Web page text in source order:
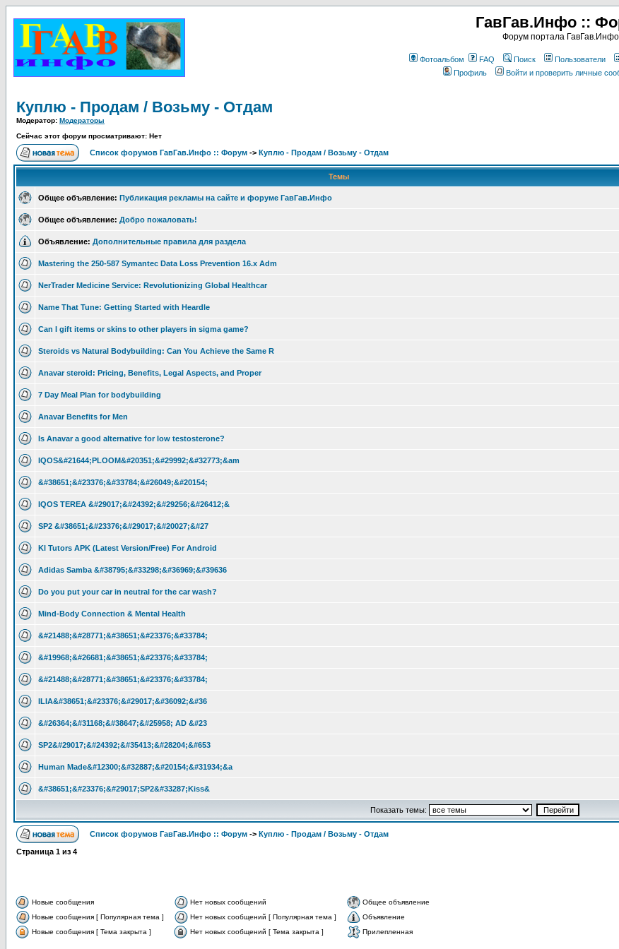
ГавГав.Инфо ::
Форум портала ГавГав.Инфо
Фотоальбом FAQ Поиск Пользователи
Профиль
Войти и проверить личные
Куплю - Продам / Возьму - Отдам
Модератор: Модераторы
Сейчас этот форум просматривают: Нет
Список форумов ГавГав.Инфо :: Форум -> Куплю - Продам / Возьму - Отдам
Темы
Общее объявление: Публикация рекламы на сайте и форуме ГавГав.Инфо
Общее объявление: Добро пожаловать!
Объявление: Дополнительные правила для раздела
Mastering the 250-587 Symantec Data Loss Prevention 16.x Adm
NerTrader Medicine Service: Revolutionizing Global Healthcar
Name That Tune: Getting Started with Heardle
Can I gift items or skins to other players in sigma game?
Steroids vs Natural Bodybuilding: Can You Achieve the Same R
Anavar steroid: Pricing, Benefits, Legal Aspects, and Proper
7 Day Meal Plan for bodybuilding
Anavar Benefits for Men
Is Anavar a good alternative for low testosterone?
IQOS&#21644;PLOOM&#20351;&#29992;&#32773;&am
&#38651;&#23376;&#33784;&#26049;&#20154;
IQOS TEREA &#29017;&#24392;&#29256;&#26412;&
SP2 &#38651;&#23376;&#29017;&#20027;&#27
Kl Tutors APK (Latest Version/Free) For Android
Adidas Samba &#38795;&#33298;&#36969;&#39636
Do you put your car in neutral for the car wash?
Mind-Body Connection & Mental Health
&#21488;&#28771;&#38651;&#23376;&#33784;
&#19968;&#26681;&#38651;&#23376;&#33784;
&#21488;&#28771;&#38651;&#23376;&#33784;
ILIA&#38651;&#23376;&#29017;&#36092;&#36
&#26364;&#31168;&#38647;&#25958; AD &#23
SP2&#29017;&#24392;&#35413;&#28204;&#653
Human Made&#12300;&#32887;&#20154;&#31934;&a
&#38651;&#23376;&#29017;SP2&#33287;Kiss&
Показать темы:
Список форумов ГавГав.Инфо :: Форум -> Куплю - Продам / Возьму - Отдам
Страница 1 из 4
Новые сообщения Нет новых сообщений
Общее объявление
Новые сообщения [ Популярная тема ]
Нет новых сообщений [ Популярная тема ]
Объявление
Новые сообщения [ Тема закрыта ]
Нет новых сообщений [ Тема закрыта ] Прилепленная